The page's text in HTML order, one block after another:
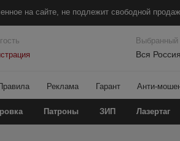
на сайте, не подлежит свободной
Выбранный
Вся Россия
Реклама Гарант Анти-
Патроны ЗИП Лазертаг